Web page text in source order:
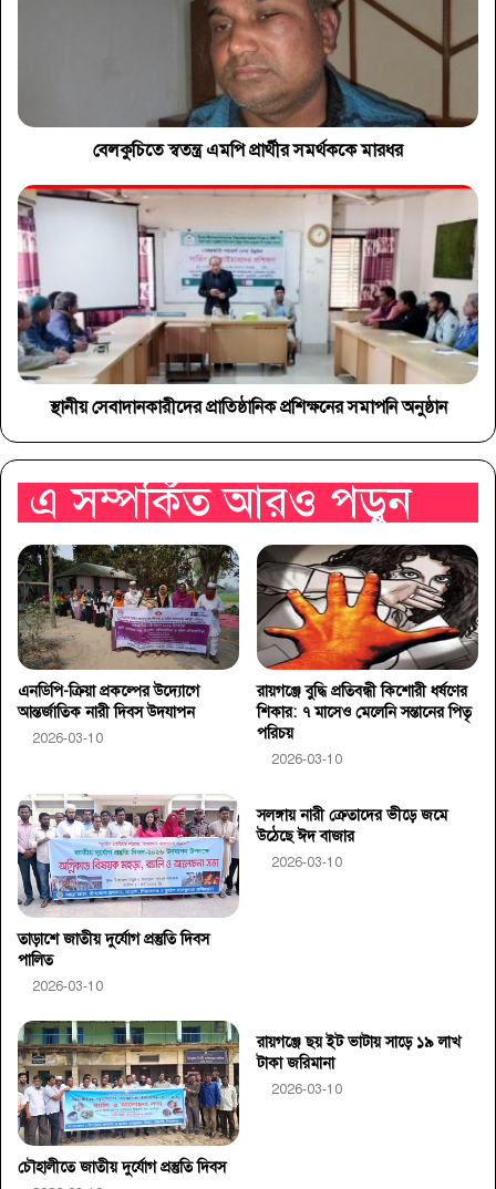
বেলকুচিতে স্বতন্ত্র এমপি প্রার্থীর সমর্থককে মারধর
স্থানীয় সেবাদানকারীদের প্রাতিষ্ঠানিক প্রশিক্ষনের সমাপনি অনুষ্ঠান
এ সম্পর্কিত আরও পড়ুন
এনডিপি-ক্রিয়া প্রকল্পের উদ্যোগে
আন্তর্জাতিক নারী দিবস উদযাপন
2026-03-10
রায়গঞ্জে বুদ্ধি প্রতিবন্ধী কিশোরী ধর্ষণের
শিকার: ৭ মাসেও মেলেনি সন্তানের পিতৃ
পরিচয়
2026-03-10
তাড়াশে জাতীয় দুর্যোগ প্রস্তুতি দিবস
পালিত
2026-03-10
সলঙ্গায় নারী ক্রেতাদের ভীড়ে জমে
উঠেছে ঈদ বাজার
2026-03-10
চৌহালীতে জাতীয় দুর্যোগ প্রস্তুতি দিবস
রায়গঞ্জে ছয় ইট ভাটায় সাড়ে ১৯ লাখ
টাকা জরিমানা
2026-03-10